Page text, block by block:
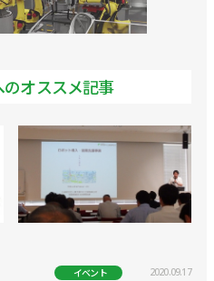
オススメ記事
イベント 2020.09.17